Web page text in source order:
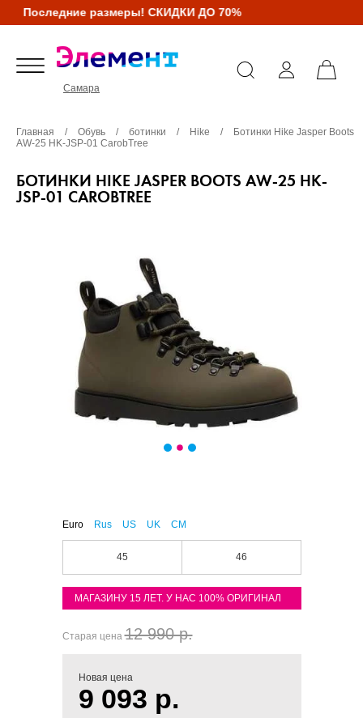
Последние размеры! СКИДКИ ДО 70%
Самара
Главная / Обувь / ботинки / Hike /
Ботинки Hike Jasper Boots
AW-25 HK-JSP-01 CarobTree
БОТИНКИ HIKE JASPER BOOTS AW-25 HK-
JSP-01 CAROBTREE
Euro Rus US UK CM
45 46
МАГАЗИНУ 15 ЛЕТ. У НАС 100% ОРИГИНАЛ
Старая цена12 990 р.
Новая цена
9 093 р.